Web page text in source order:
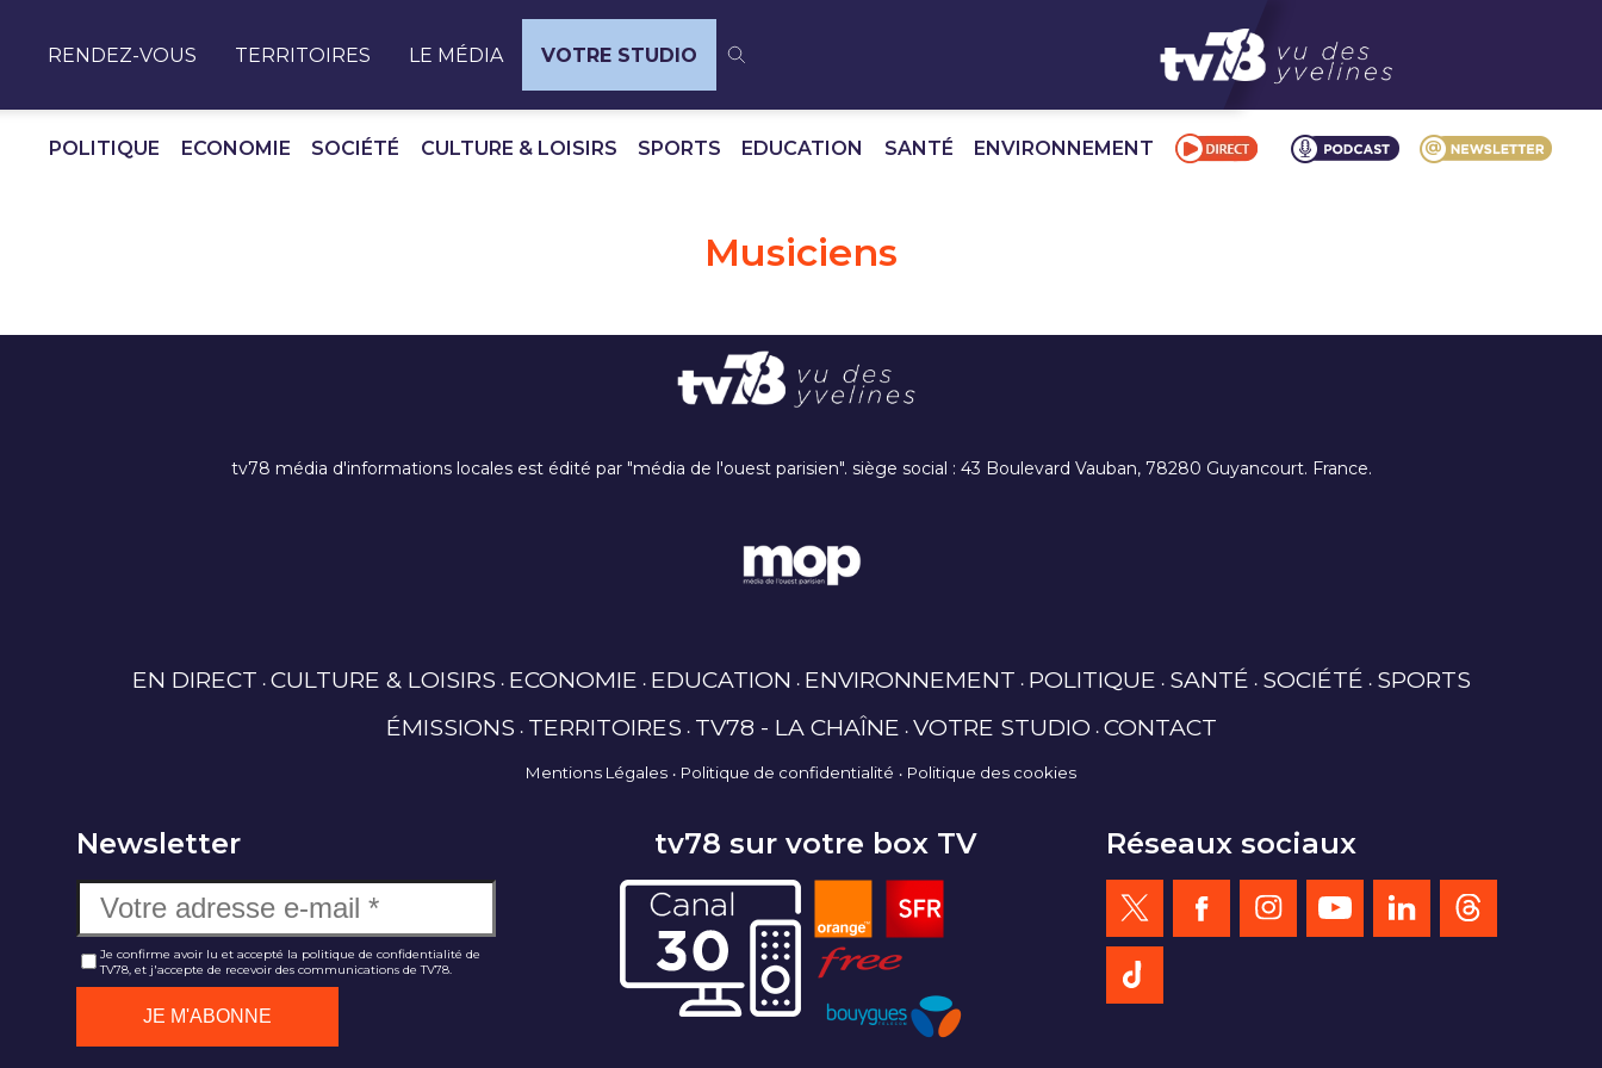
RENDEZ-VOUS TERRITOIRES LE MÉDIA VOTRE STUDIO
POLITIQUE ECONOMIE SOCIÉTÉ CULTURE & LOISIRS SPORTS EDUCATION SANTÉ ENVIRONNEMENT
Musiciens
tv78 média d'informations locales est édité par "média de l'ouest parisien". siège social : 43 Boulevard Vauban, 78280 Guyancourt. France.
EN DIRECT CULTURE & LOISIRS ECONOMIE EDUCATION ENVIRONNEMENT POLITIQUE SANTÉ SOCIÉTÉ SPORTS
ÉMISSIONS TERRITOIRES TV78 - LA CHAÎNE VOTRE STUDIO CONTACT
Mentions Légales Politique de confidentialité Politique des cookies
Newsletter
Je confirme avoir lu et accepté la politique de confidentialité de
TV78, et j'accepte de recevoir des communications de TV78.
tv78 sur votre box TV Réseaux sociaux